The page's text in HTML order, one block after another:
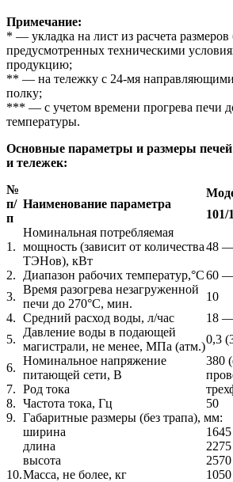
Примечание:
* — укладка на лист из расчета размеров
предусмотренных техническими
продукцию;
** — на тележку с 24-мя направляющими
полку;
*** — с учетом времени прогрева печи
температуры.
Основные параметры и размеры
и тележек:
№
п/
п
Наименование параметра
101/
1.
Номинальная потребляемая
мощность (зависит от количества
ТЭНов), кВт
48
2. Диапазон рабочих температур,°С60
3.
Время разогрева незагруженной
печи до 270°С, мин.
10
4. Средний расход воды, л/час
18
5.
Давление воды в подающей
магистрали, не менее, МПа (атм.)
0,3
6.
Номинальное напряжение
питающей сети, В
380
7. Род тока
8. Частота тока, Гц
50
9. Габаритные размеры (без трапа), мм:
ширина
1645
длина
2275
высота
2570
10.Масса, не более, кг 1050